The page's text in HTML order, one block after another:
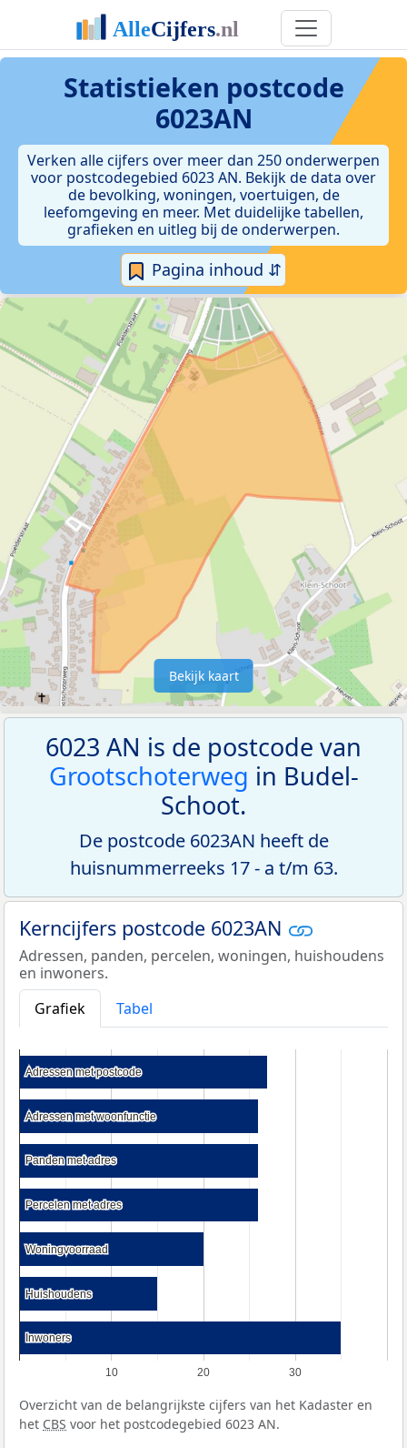
Statistieken postcode
6023AN
Verken alle cijfers over meer dan 250 onderwerpen
voor postcodegebied 6023 AN. Bekijk de data over
de bevolking, woningen, voertuigen, de
leefomgeving en meer. Met duidelijke tabellen,
grafieken en uitleg bij de onderwerpen.
Pagina inhoud ⇵
Bekijk kaart
6023 AN is de postcode van
Grootschoterweg in Budel-
Schoot.
De postcode 6023AN heeft de
huisnummerreeks 17 - a t/m 63.
Kerncijfers postcode 6023AN
Adressen, panden, percelen, woningen, huishoudens
en inwoners.
Grafiek
Tabel
10 20 30
Adressen met postcode
Adressen met postcode
Adressen met woonfunctie
Adressen met woonfunctie
Panden met adres
Panden met adres
Percelen met adres
Percelen met adres
Woningvoorraad
Woningvoorraad
Huishoudens
Huishoudens
Inwoners
Inwoners
Overzicht van de belangrijkste cijfers van het Kadaster en
het CBS voor het postcodegebied 6023 AN.